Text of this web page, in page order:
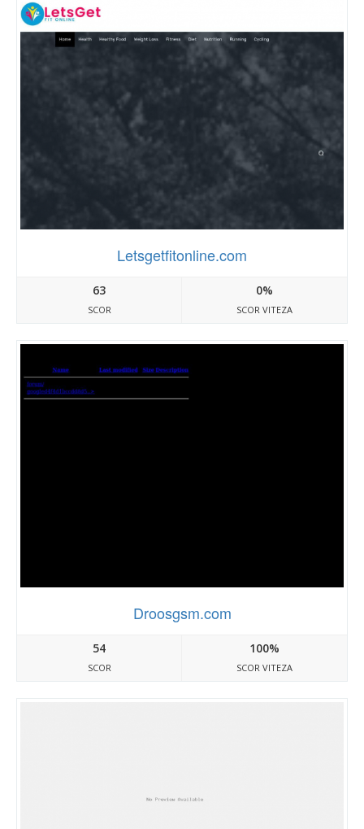
Letsgetfitonline.com
63
SCOR
0%
SCOR VITEZA
Droosgsm.com
54
SCOR
100%
SCOR VITEZA